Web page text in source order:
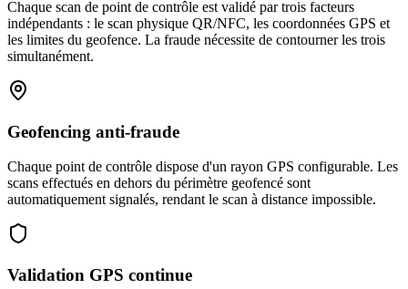
Chaque scan de point de contrôle est validé par trois facteurs
indépendants : le scan physique QR/NFC, les coordonnées GPS et
les limites du geofence. La fraude nécessite de contourner les trois
simultanément.
Geofencing anti-fraude
Chaque point de contrôle dispose d'un rayon GPS configurable. Les
scans effectués en dehors du périmètre geofencé sont
automatiquement signalés, rendant le scan à distance impossible.
Validation GPS continue